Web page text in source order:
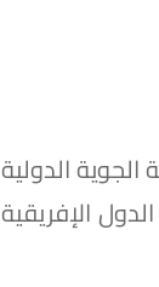
الدولية
الإفريقية